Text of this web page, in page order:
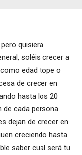
quisiera
soléis crecer a
edad tope o
de crecer en
hasta los 20
de cada persona.
dejan de crecer en
creciendo hasta
saber cual será tu